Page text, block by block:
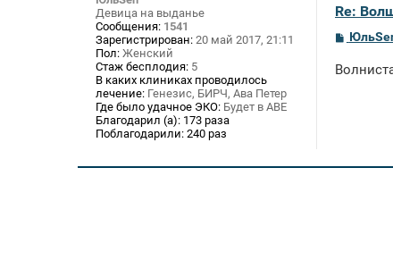
Девица на выданье
Сообщения: 1541
Зарегистрирован: 20 май 2017, 21:11
Пол: Женский
Стаж бесплодия: 5
В каких клиниках проводилось
лечение: Генезис, БИРЧ, Ава Петер
Где было удачное ЭКО: Будет в АВЕ
Благодарил (а): 173 раза
Поблагодарили: 240 раз
Re:
С
б